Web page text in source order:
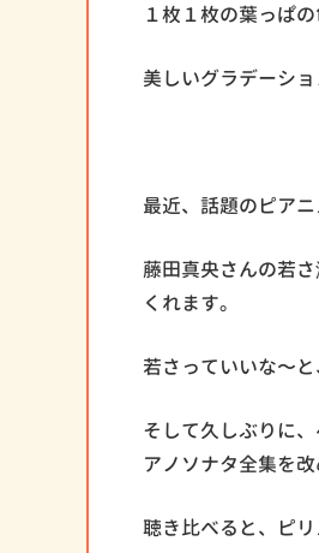
１枚１枚の葉っぱ
美しいグラデーシ
最近、話題のピア
藤田真央さんの若
くれます。
若さっていいな〜
そして久しぶりに
アノソナタ全集を
聴き比べると、ピ